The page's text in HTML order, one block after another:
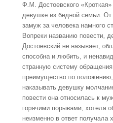
Ф.М. Достоевского
девушке из бедной семьи.
замуж за человека намного
Вопреки названию повести,
Достоевский не называет,
способна и любить, и
странную систему
преимущество по
наказывать девушку
повести она относилась к
горячими порывами, хотела
неизменно в ответ